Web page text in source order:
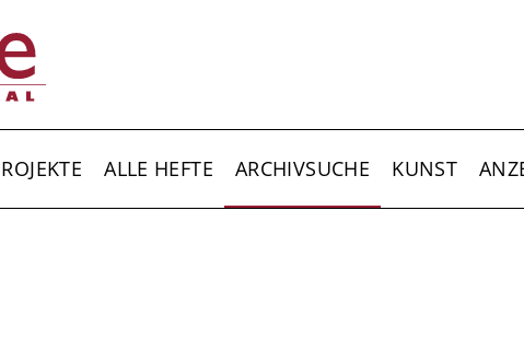
ALLE HEFTE ARCHIVSUCHE KUNST